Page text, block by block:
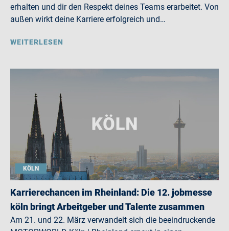
erhalten und dir den Respekt deines Teams erarbeitet. Von
außen wirkt deine Karriere erfolgreich und…
WEITERLESEN
KÖLN
Karrierechancen im Rheinland: Die 12. jobmesse
köln bringt Arbeitgeber und Talente zusammen
Am 21. und 22. März verwandelt sich die beeindruckende